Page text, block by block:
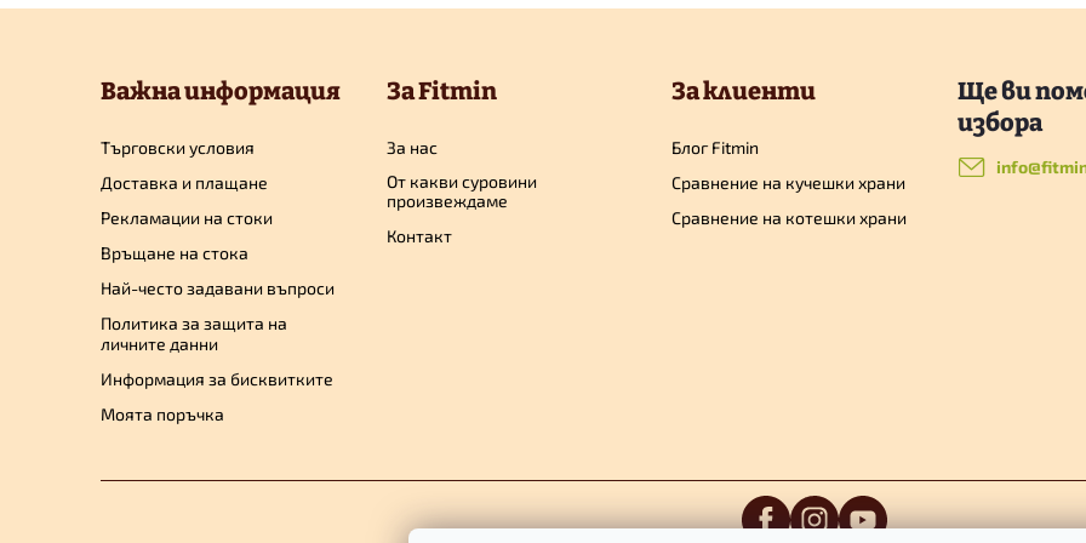
Важна информация
Търговски условия
Доставка и плащане
Рекламации на стоки
Връщане на стока
Най-често задавани въпроси
Политика за защита на
личните данни
Информация за бисквитките
Моята поръчка
За Fitmin
За нас
От какви суровини
произвеждаме
Контакт
За клиенти
Блог Fitmin
Сравнение на кучешки храни
Сравнение на котешки храни
info@